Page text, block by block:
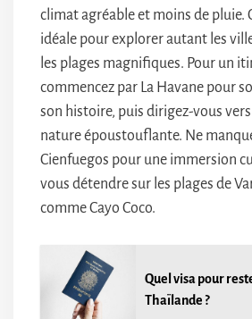
climat agréable et moins de pluie.
idéale pour explorer autant les
les plages magnifiques. Pour un
commencez par La Havane pour
son histoire, puis dirigez-vous
nature époustouflante. Ne
Cienfuegos pour une immersion
vous détendre sur les plages de
comme Cayo Coco.
Quel visa pour
Thaïlande ?